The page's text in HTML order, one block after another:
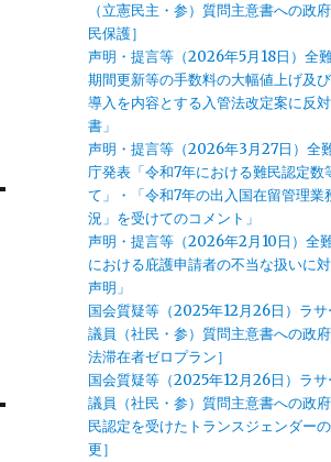
（立憲民主・参）質問主意書への政
民保護］
声明・提言等（2026年5月18日）全
期間更新等の手数料の大幅値上げ及
導入を内容とする入管法改定案に反
書」
声明・提言等（2026年3月27日）全
庁発表「令和7年における難民認定数
て」・「令和7年の出入国在留管理業
況」を受けてのコメント」
声明・提言等（2026年2月10日）全
における庇護申請者の不当な扱いに
声明」
国会質疑等（2025年12月26日）ラ
議員（社民・参）質問主意書への政
法滞在者ゼロプラン］
国会質疑等（2025年12月26日）ラ
議員（社民・参）質問主意書への政
民認定を受けたトランスジェンダー
更］